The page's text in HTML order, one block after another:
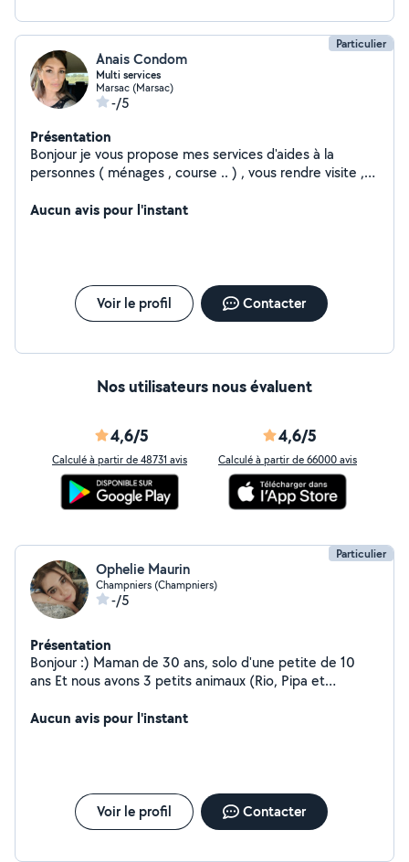
Particulier
Anais Condom
Multi services
Marsac (Marsac)
-/5
Présentation
Bonjour je vous propose mes services d'aides à la
personnes ( ménages , course .. ) , vous rendre visite ,
Aucun avis pour l'instant
Voir le profil Contacter
Nos utilisateurs nous évaluent
4,6/5
Calculé à partir de 48731 avis
4,6/5
Calculé à partir de 66000 avis
Particulier
Ophelie Maurin
Champniers (Champniers)
-/5
Présentation
Bonjour :) Maman de 30 ans, solo d'une petite de 10
ans Et nous avons 3 petits animaux (Rio, Pipa et
Aucun avis pour l'instant
Voir le profil Contacter